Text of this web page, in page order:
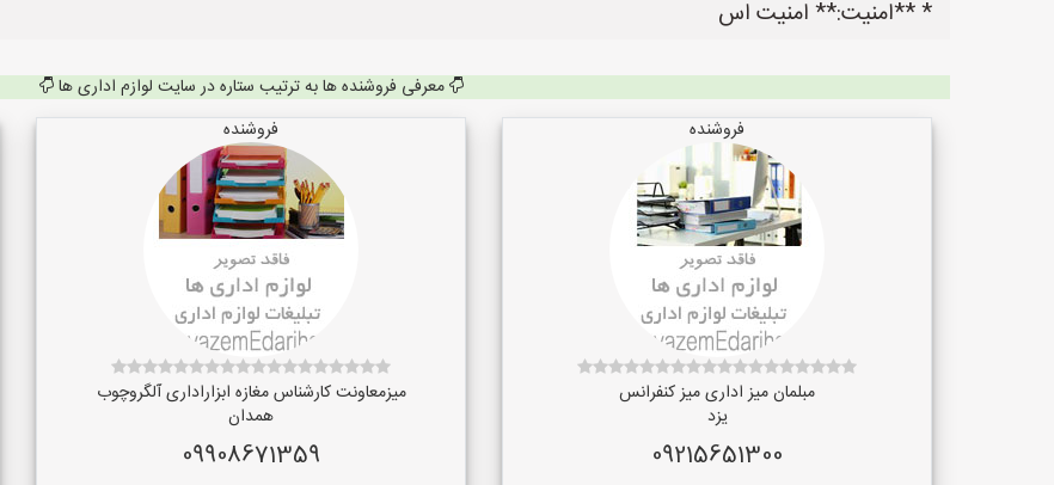
* **امنیت:** امنیت اس
معرفی فروشنده ها به ترتیب ستاره در سایت لوازم اداری ها
فروشنده
مبلمان میز اداری میز کنفرانس
یزد
09215651300
فروشنده
میزمعاونت کارشناس مغازه ابزاراداری آلگروچوب
همدان
09908671359